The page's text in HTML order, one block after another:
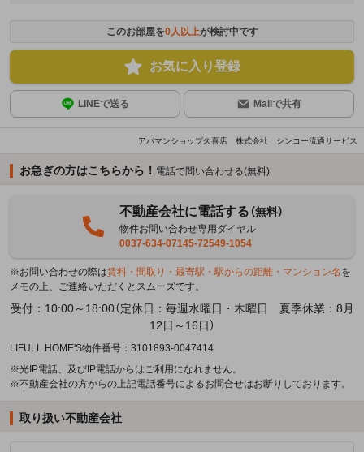
このお部屋を0人以上が検討中です
お気に入り登録
LINEで送る Mailで共有
アパマンショップ久喜店 株式会社 シンコー流通サービス
お急ぎの方はこちらから！ 電話で問い合わせる(無料)
不動産会社に電話する（無料）
物件お問い合わせ専用ダイヤル
0037-634-07145-72549-1054
※お問い合わせの際は賃料・間取り・最寄駅・駅からの距離・マンション名 を
メモの上、ご連絡いただくとスムーズです。
受付：10:00～18:00（定休日：毎週水曜日・木曜日 夏季休業：8月
12日～16日）
LIFULL HOME'S物件番号：3101893-0047414
※光IP電話、及びIP電話からはご利用になれません。
※不動産会社の方からの上記電話番号によるお問合せはお断りしております。
取り扱い不動産会社